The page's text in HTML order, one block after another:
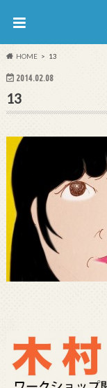
HOME 13
2014.02.08
13